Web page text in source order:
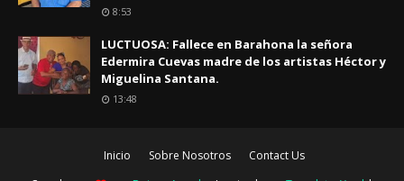
8:53
LUCTUOSA: Fallece en Barahona la señora
Edermira Cuevas madre de los artistas Héctor y
Miguelina Santana.
13:48
Inicio Sobre Nosotros
Contact Us